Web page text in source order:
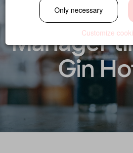
Food &
Manager
Gin
Only necessary
Customize